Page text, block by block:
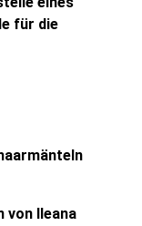
für die
von Ileana